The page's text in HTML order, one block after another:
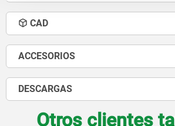
CAD
ACCESORIOS
DESCARGAS
Otros clientes